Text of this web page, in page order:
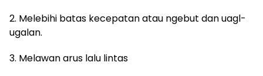
2. Melebihi batas kecepatan atau ngebut dan uagl-
ugalan.
3. Melawan arus lalu lintas